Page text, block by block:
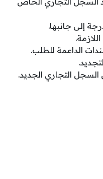
إلى جانبها.
الداعمة للطلب.
التجاري الجديد.